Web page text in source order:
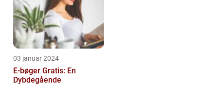
03 januar 2024
E-bøger Gratis: En
Dybdegående